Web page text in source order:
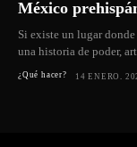
México
Si existe un lugar
una historia de poder,
¿Qué hacer? 14 ENERO,